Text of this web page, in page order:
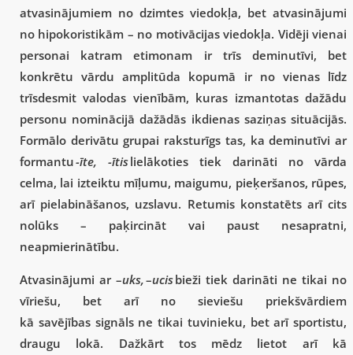
atvasinājumiem no dzimtes viedokļa, bet atvasinājumi
no hipokoristikām – no motivācijas viedokļa. Vidēji vienai
personai katram etimonam ir trīs deminutīvi, bet
konkrētu vārdu amplitūda kopumā ir no vienas līdz
trīsdesmit valodas vienībām, kuras izmantotas dažādu
personu nominācijā dažādās ikdienas saziņas situācijās.
Formālo derivātu grupai raksturīgs tas, ka deminutīvi ar
formantu-īte, -ītislielākoties tiek darināti no vārda
celma, lai izteiktu mīļumu, maigumu, pieķeršanos, rūpes,
arī pielabināšanos, uzslavu. Retumis konstatēts arī cits
nolūks – paķircināt vai paust nesapratni,
neapmierinātību.
Atvasinājumi ar –uks,–ucisbieži tiek darināti ne tikai no
vīriešu, bet arī no sieviešu priekšvārdiem
kā savējības signāls ne tikai tuvinieku, bet arī sportistu,
draugu lokā. Dažkārt tos mēdz lietot arī kā